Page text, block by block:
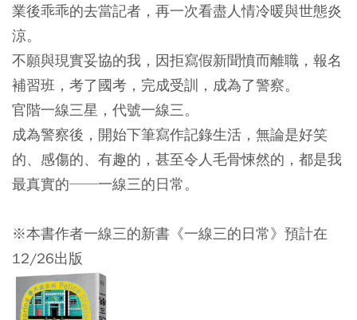
業後乖乖的去當記者，再一次看盡人情冷暖與世態炎
涼。
不願與現實妥協的我，因拒寫假新聞憤而離職，報名
補習班，考了國考，完成受訓，成為了警察。
官階一線三星，代號一線三。
成為警察後，開始下筆寫作記錄生活，無論是好笑
的、感傷的、有趣的，甚至令人毛骨悚然的，都是我
最真實的──一線三的日常。
※本書作者一線三的新書《一線三的日常》預計在
12/26出版